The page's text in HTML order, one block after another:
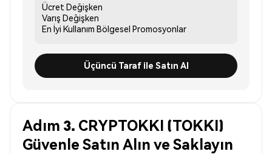
Ücret Değişken
Varış Değişken
En İyi Kullanım Bölgesel Promosyonlar
Üçüncü Taraf ile Satın Al
Adım 3. CRYPTOKKI (TOKKI)
Güvenle Satın Alın ve Saklayın